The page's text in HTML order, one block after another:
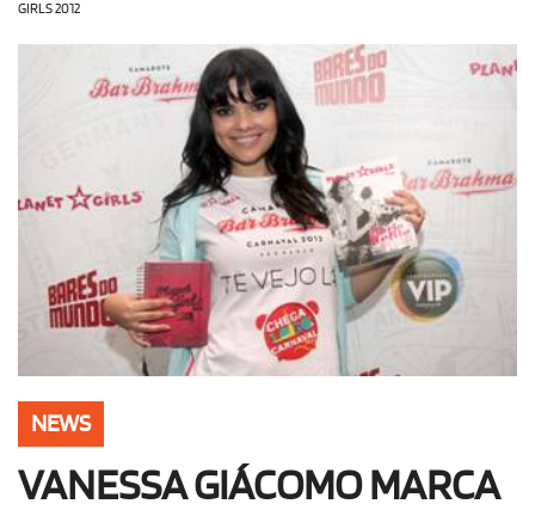
OLHA ISSO! EU QUERO!
GIRLS 2012
NEWS
VANESSA GIÁCOMO MARCA